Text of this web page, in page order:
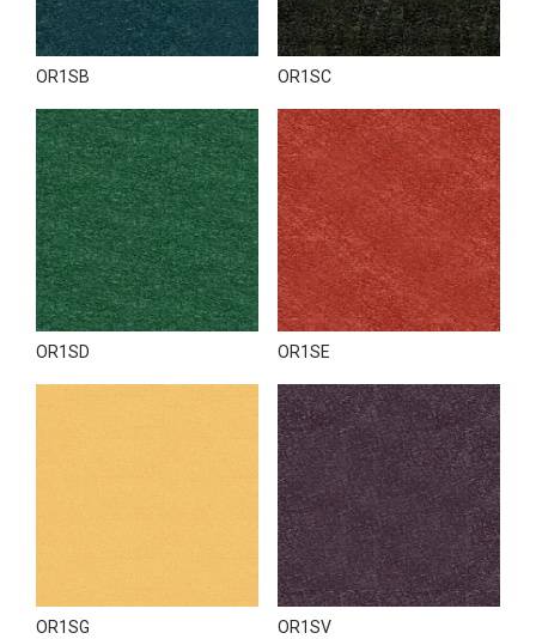
OR1SB OR1SC
OR1SD OR1SE
OR1SG OR1SV